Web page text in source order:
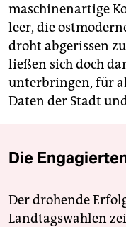
maschinenartige
leer, die
droht abgerissen
ließen sich doch
unterbringen, für
Daten der Stadt
Die
Der drohende
Landtagswahlen